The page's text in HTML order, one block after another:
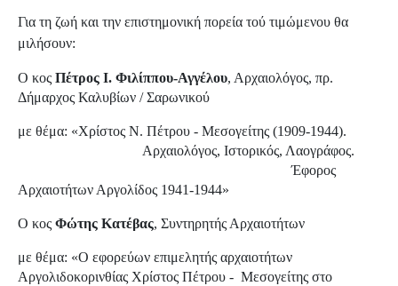
Για τη ζωή και την επιστημονική πορεία τού τιμώμενου θα
μιλήσουν:
Ο κος Πέτρος Ι. Φιλίππου-Αγγέλου, Αρχαιολόγος, πρ.
Δήμαρχος Καλυβίων / Σαρωνικού
με θέμα: «Χρίστος Ν. Πέτρου - Μεσογείτης (1909-1944).
Αρχαιολόγος, Ιστορικός, Λαογράφος.
Έφορος
Αρχαιοτήτων Αργολίδος 1941-1944»
Ο κος Φώτης Kατέβας, Συντηρητής Αρχαιοτήτων
με θέμα: «O εφορεύων επιμελητής αρχαιοτήτων
Αργολιδοκορινθίας Χρίστος Πέτρου - Μεσογείτης στο